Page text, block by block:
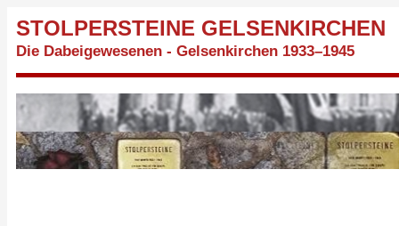
STOLPERSTEINE GELSENKIRCHEN
Die Dabeigewesenen - Gelsenkirchen 1933–1945